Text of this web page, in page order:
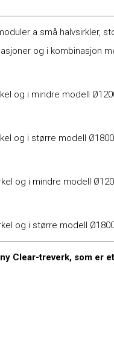
a små halvsirkler,
og i kombinasjon
og i mindre modell
og i større modell
og i mindre modell
og i større modell
Clear-treverk, som er